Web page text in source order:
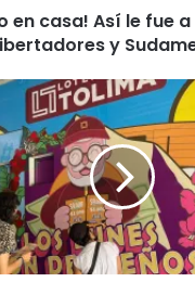
en casa! Así le fue
y